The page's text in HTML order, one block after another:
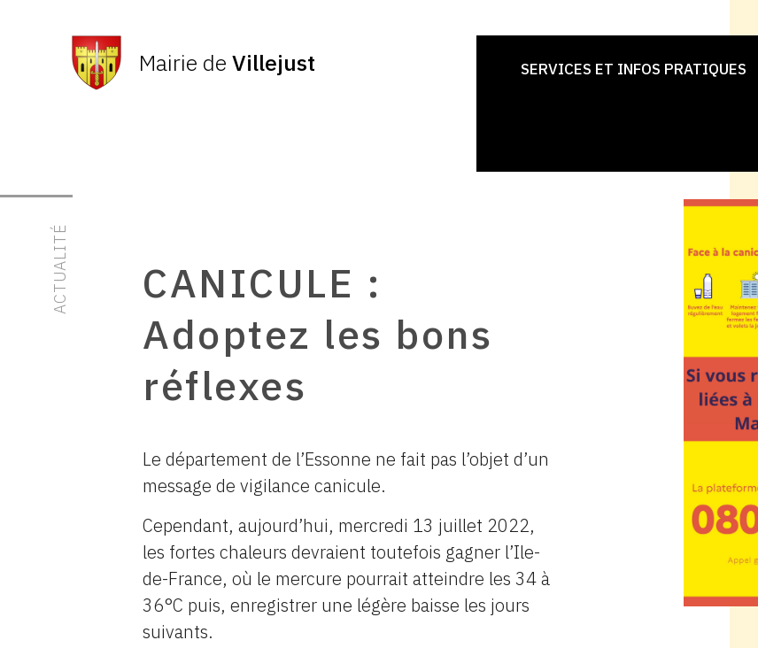
Mairie de Villejust SERVICES ET INFOS PRATIQUES
ACTUALITÉ
CANICULE :
Adoptez les bons
réflexes
Le département de l’Essonne ne fait pas l’objet d’un
message de vigilance canicule.
Cependant, aujourd’hui, mercredi 13 juillet 2022,
les fortes chaleurs devraient toutefois gagner l’Ile-
de-France, où le mercure pourrait atteindre les 34 à
36°C puis, enregistrer une légère baisse les jours
suivants.